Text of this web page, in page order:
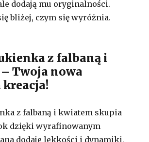
dodają mu oryginalności.
bliżej, czym się wyróżnia.
z falbaną i
Twoja nowa
z falbaną i kwiatem skupia
dzięki wyrafinowanym
dodaje lekkości i dynamiki,